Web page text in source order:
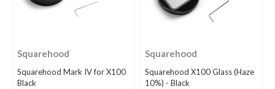
Squarehood
Squarehood Mark IV for X100
Black
Squarehood
Squarehood X100 Glass (Haze
10%) - Black